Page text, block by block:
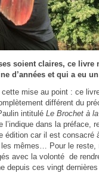
soient claires, ce livre
d’années et qui a eu
mise au point : ce
différent du
intitulé Le Brochet à
l’indique dans la préface,
édition car il est
mêmes… Pour le reste,
avec la volonté de
depuis ces vingt